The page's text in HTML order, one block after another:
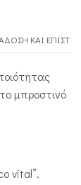
ΚΑΙ
μπροστινό
vital”.